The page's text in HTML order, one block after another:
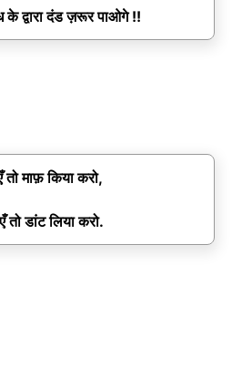
द्वारा दंड ज़रूर पाओगे !!
माफ़ किया करो,
डांट लिया करो.